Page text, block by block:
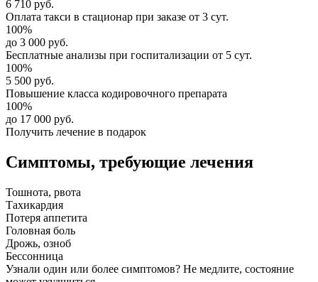
6 710 руб.
Оплата такси в стационар при заказе от 3 сут.
100%
до 3 000 руб.
Бесплатные анализы при госпитализации от 5 сут.
100%
5 500 руб.
Повышение класса кодировочного препарата
100%
до 17 000 руб.
Получить лечение в подарок
Симптомы, требующие лечения
Тошнота, рвота
Тахикардия
Потеря аппетита
Головная боль
Дрожь, озноб
Бессонница
Узнали один или более симптомов? Не медлите, состояние